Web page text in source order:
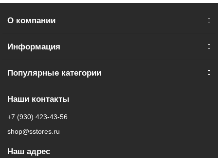
Геопозиционирование: A-GPS, BeiDou, GPS, Galileo, QZSS,
Количество ядер процессора: 6
Тип аккумулятора: Li-Ion
Аккумулятор: несъемный
Емкость аккумулятора: 3877 мА*ч
О компании
Информация
Популярные категории
Наши контакты
+7 (930) 423-43-56
shop@sstores.ru
Наш адрес